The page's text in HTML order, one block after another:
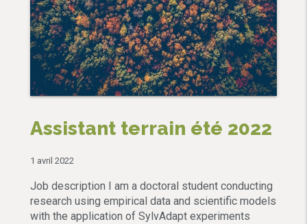
Assistant terrain été 2022
1 avril 2022
Job description I am a doctoral student conducting
research using empirical data and scientific models
with the application of SylvAdapt experiments